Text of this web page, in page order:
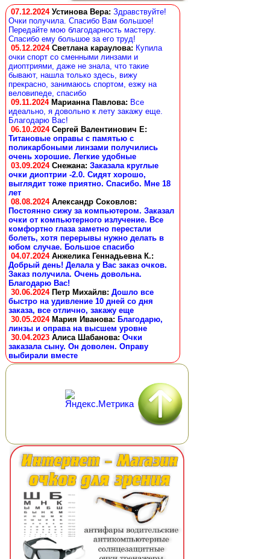
07.12.2024 Устинова Вера: Здравствуйте!
Очки получила. Спасибо Вам большое!
Передайте мою благодарность мастеру.
Спасибо ему большое за его труд!
05.12.2024 Светлана караулова: Купила
очки спорт со сменными линзами и
диоптриями, даже не знала, что такие
бывают, нашла только здесь, вижу
прекрасно, занимаюсь спортом, езжу на
веловипеде, спасибо
09.11.2024 Марианна Павлова: Все
идеально, я довольно к лету закажу еще.
Благодарю Вас!
06.10.2024 Сергей Валентинович Е:
Титановые оправы с памятью с
поликарбоными линзами получились
очень хорошие. Легкие удобные
03.09.2024 Снежана: Заказала круглые
очки диоптрии -2.0. Сидят хорошо,
выглядит тоже приятно. Спасибо. Мне 18
лет
08.08.2024 Александр Соковлов:
Постоянно сижу за компьютером. Заказал
очки от компьютерного излучение. Все
комфортно глаза заметно перестали
болеть, хотя перерывы нужно делать в
юбом случае. Большое спасибо
04.07.2024 Анжелика Геннадьевна К.:
Добрый день! Делала у Вас заказ очков.
Заказ получила. Очень довольна.
Благодарю Вас!
30.06.2024 Петр Михайлв: Дошло все
быстро на удивление 10 дней со дня
заказа, все отлично, закажу еще
30.05.2024 Мария Иванова: Благодарю,
линзы и оправа на высшем уровне
30.04.2023 Алиса Шабанова: Очки
заказала сыну. Он доволен. Оправу
выбирали вместе